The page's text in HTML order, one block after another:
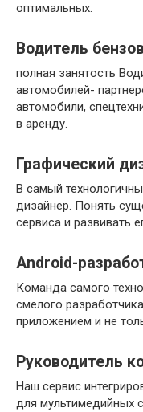
оптимальных.
Водитель
полная занятость
автомобилей-
автомобили,
в аренду.
Графический
В самый
дизайнер. Понять
сервиса и развивать
Android-
Команда самого
смелого
приложением и не
Руководитель
Наш сервис
для мультимедийных